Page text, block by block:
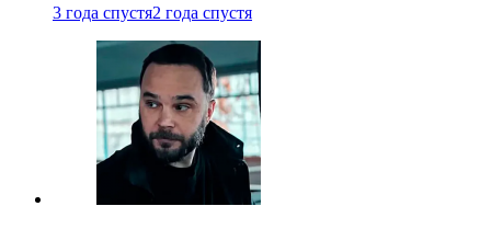
3 года спустя2 года спустя